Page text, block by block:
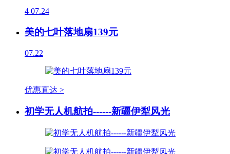
4 07.24
美的七叶落地扇139元
07.22
优惠直达 >
初学无人机航拍------新疆伊犁风光